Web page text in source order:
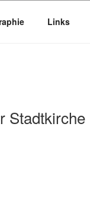
Links
Stadtkirche